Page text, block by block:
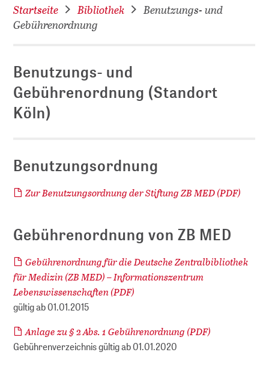
Startseite Bibliothek
Benutzungs- und
Gebührenordnung
Benutzungs- und
Gebührenordnung (Standort
Köln)
Benutzungsordnung
Zur Benutzungsordnung der Stiftung ZB MED (PDF)
Gebührenordnung von ZB MED
Gebührenordnung für die Deutsche Zentralbibliothek
für Medizin (ZB MED) – Informationszentrum
Lebenswissenschaften (PDF)
gültig ab 01.01.2015
Anlage zu § 2 Abs. 1 Gebührenordnung (PDF)
Gebührenverzeichnis gültig ab 01.01.2020